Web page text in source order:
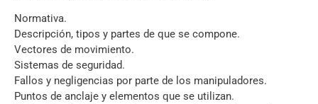
Normativa.
Descripción, tipos y partes de que se compone.
Vectores de movimiento.
Sistemas de seguridad.
Fallos y negligencias por parte de los manipuladores.
Puntos de anclaje y elementos que se utilizan.